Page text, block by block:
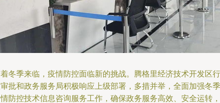
冬季来临，疫情防控面临新的挑战。腾格里经济技术开发区行
批和政务服务局积极响应上级部署，多措并举，全面加强冬季
防控技术信息咨询服务工作，确保政务服务高效、安全运转，